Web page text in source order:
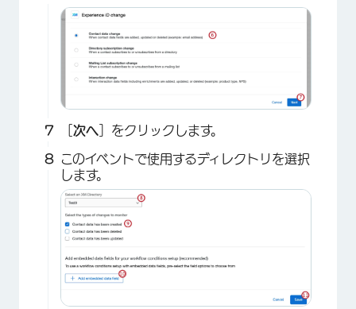
次へ ］をクリックします。
このイベントで使用するディレクトリを選択
します。